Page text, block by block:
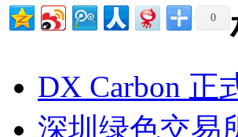
0
DX Carbon 正
深圳绿色交易